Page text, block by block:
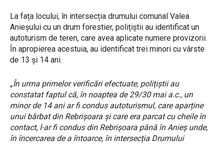
La fața locului, în intersecția drumului comunal Valea
Anieșului cu un drum forestier, polițiștii au identificat un
autoturism de teren, care avea aplicate numere provizorii.
În apropierea acestuia, au identificat trei minori cu vârste
de 13 și 14 ani.
„În urma primelor verificări efectuate, polițiștii au
constatat faptul că, în noaptea de 29/30 mai a.c., un
minor de 14 ani ar fi condus autoturismul, care aparține
unui bărbat din Rebrișoara și care era parcat cu cheile în
contact, l-ar fi condus din Rebrișoara până în Anieș unde,
în încercarea de a întoarce, în intersecția Drumului